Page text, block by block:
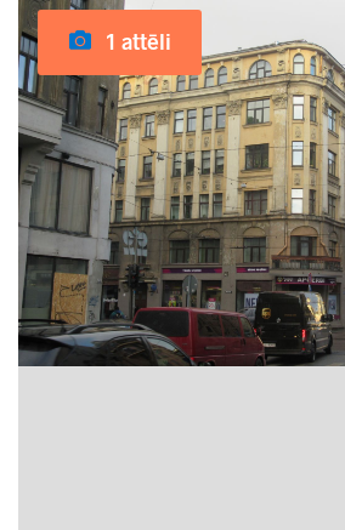
1 attēli